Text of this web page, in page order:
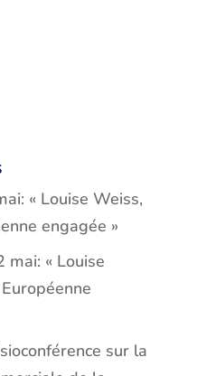
« Louise Weiss,
engagée »
mai: « Louise
sur la